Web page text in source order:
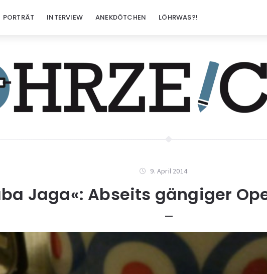
PORTRÄT INTERVIEW ANEKDÖTCHEN LÖHRWAS?!
9. April 2014
Jaga«: Abseits gängiger